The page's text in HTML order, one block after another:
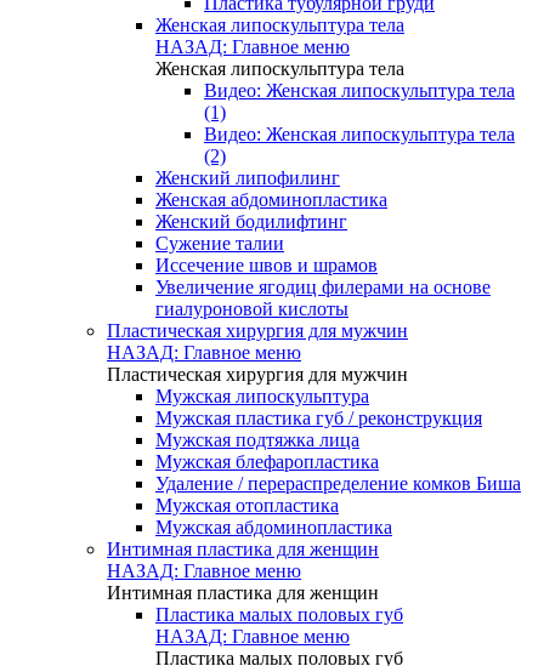
Женская липоскульптура тела
НАЗАД: Главное меню
Женская липоскульптура тела
Видео: Женская липоскульптура тела
(1)
Видео: Женская липоскульптура тела
(2)
Женский липофилинг
Женская абдоминопластика
Женский бодилифтинг
Сужение талии
Иссечение швов и шрамов
Увеличение ягодиц филерами на основе
гиалуроновой кислоты
Пластическая хирургия для мужчин
НАЗАД: Главное меню
Пластическая хирургия для мужчин
Мужская липоскульптура
Мужская пластика губ / реконструкция
Мужская подтяжка лица
Мужская блефаропластика
Удаление / перераспределение комков Биша
Мужская отопластика
Мужская абдоминопластика
Интимная пластика для женщин
НАЗАД: Главное меню
Интимная пластика для женщин
Пластика малых половых губ
НАЗАД: Главное меню
Пластика малых половых губ